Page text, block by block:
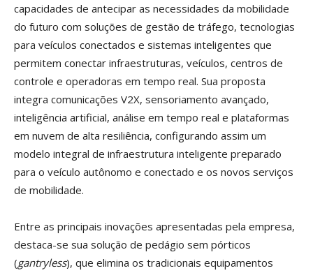
capacidades de antecipar as necessidades da mobilidade
do futuro com soluções de gestão de tráfego, tecnologias
para veículos conectados e sistemas inteligentes que
permitem conectar infraestruturas, veículos, centros de
controle e operadoras em tempo real. Sua proposta
integra comunicações V2X, sensoriamento avançado,
inteligência artificial, análise em tempo real e plataformas
em nuvem de alta resiliência, configurando assim um
modelo integral de infraestrutura inteligente preparado
para o veículo autônomo e conectado e os novos serviços
de mobilidade.
Entre as principais inovações apresentadas pela empresa,
destaca-se sua solução de pedágio sem pórticos
(gantryless), que elimina os tradicionais equipamentos